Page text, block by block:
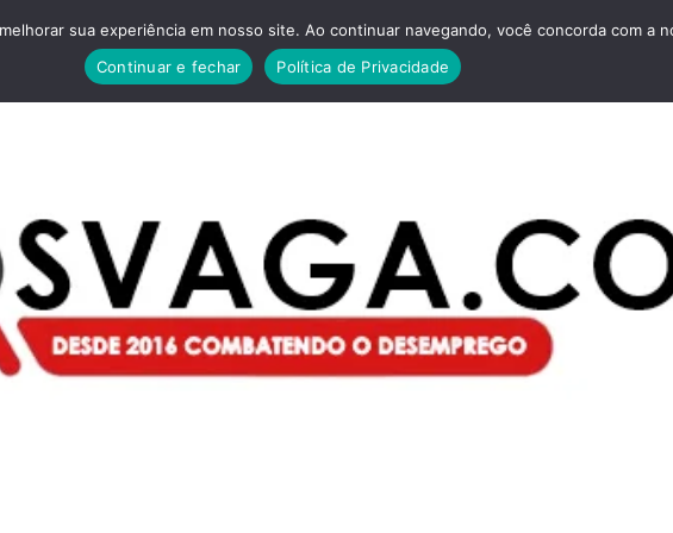
sua experiência em nosso site. Ao continuar navegando, você concorda com a
Continuar e fechar
Política de Privacidade